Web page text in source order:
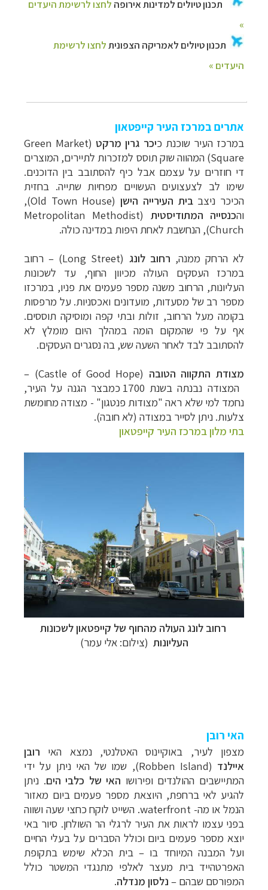
אתרים במרכז העיר קייפטאון
במרכז העיר שוכנת כיכר גרין מרקט(
Green Market
Square) המהווה שוק תוסס למזכרות לתיירים, המוצרים
די חוזרים על עצמם אבל כיף להסתובב בין הדוכנים.
שימו לב לצעצועים העשויים מפחיות שתייה. בחזית
הכיכר ניצבבית העירייה הישן(
Old Town House
),
והכנסייה המתודיסטית (
Metropolitan Methodist
Church), הנחשבת לאחת היפות במדינה כולה.
לא הרחק ממנה, רחוב לונג (Long Street‏)
– רחוב
במרכז העסקים העולה מכיוון החוף, עד לשכונות
העליונות, הרחוב משנה מספר פעמים את פניו, במרכזו
מספר רב של מסעדות, מועדונים ואכסניות. על מרפסות
בקומה מעל הרחוב, זולות ובתי קפה ומוסיקה תוססים.
אף על פי שהמקום הומה במהלך היום מומלץ לא
להסתובב לבד לאחר השעה שש, בה נסגרים העסקים.
מצודת התקווה הטובה (Castle of Good Hope‏)
–
המצודה נבנתה בשנת 1700 כמבצר הגנה על העיר,
נחמד למי שלא ראה "מצודות פנטגון" - מצודה מחומשת
צלעות. ניתן לסייר במצודה (לא חובה).
בתי מלון במרכז העיר קייפטאון
רחוב לונג העולה מהחוף של קייפטאון לשכונות
העליונות (צילום: אלי עמר)
האי רובן
מצפון לעיר, באוקיינוס האטלנטי, נמצא האי רובן
איילנד (
Robben Island), שמו של האי ניתן על ידי
המתיישבים ההולנדים ופירושו האי של כלבי הים. ניתן
להגיע לאי ברחפת, היוצאת מספר פעמים ביום מאזור
הנמל או מה- waterfront. השייט לוקח כחצי שעה ושווה
בפני עצמו לראות את העיר לרגלי הר השולחן. סיור באי
יוצא מספר פעמים ביום וכולל הסברים על בעלי החיים
ועל המבנה המיוחד בו – בית הכלא שימש בתקופת
האפרטהייד בית מעצר לאלפי מתנגדי המשטר כולל
המפורסם שבהם – נלסון מנדלה.